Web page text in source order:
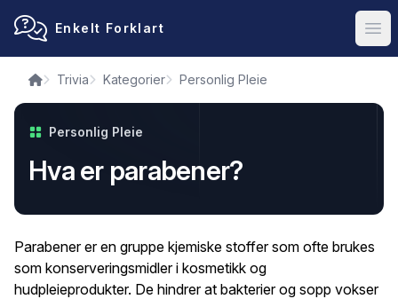
Enkelt Forklart
Trivia Kategorier Personlig Pleie
Personlig Pleie
Hva er parabener?
Parabener er en gruppe kjemiske stoffer som ofte brukes
som konserveringsmidler i kosmetikk og
hudpleieprodukter. De hindrer at bakterier og sopp vokser